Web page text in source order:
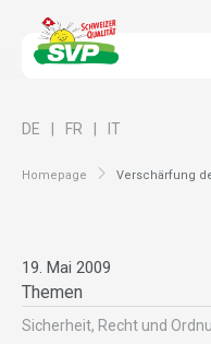
Homepage Verschärfung
DE FR IT
19. Mai 2009
Themen
Sicherheit, Recht und